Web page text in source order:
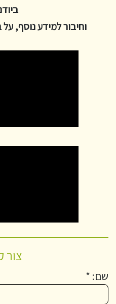
וחיבור למידע נוסף,
צור
שם: *